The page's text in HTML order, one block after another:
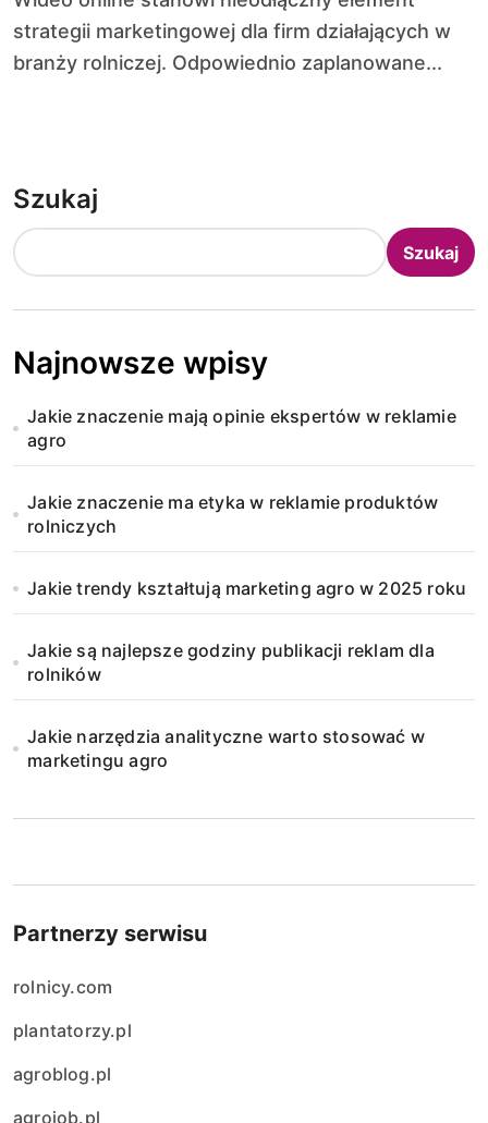
strategii marketingowej dla firm działających w
branży rolniczej. Odpowiednio zaplanowane...
Szukaj
Szukaj
Najnowsze wpisy
Jakie znaczenie mają opinie ekspertów w reklamie
agro
Jakie znaczenie ma etyka w reklamie produktów
rolniczych
Jakie trendy kształtują marketing agro w 2025 roku
Jakie są najlepsze godziny publikacji reklam dla
rolników
Jakie narzędzia analityczne warto stosować w
marketingu agro
Partnerzy serwisu
rolnicy.com
plantatorzy.pl
agroblog.pl
agrojob.pl